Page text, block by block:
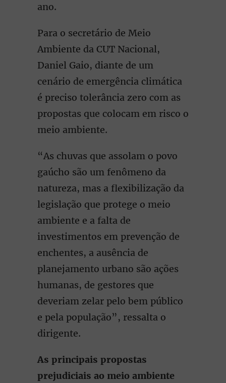
ano.
Para o secretário de Meio
Ambiente da CUT Nacional,
Daniel Gaio, diante de um
cenário de emergência climática
é preciso tolerância zero com as
propostas que colocam em risco o
meio ambiente.
“As chuvas que assolam o povo
gaúcho são um fenômeno da
natureza, mas a flexibilização da
legislação que protege o meio
ambiente e a falta de
investimentos em prevenção de
enchentes, a ausência de
planejamento urbano são ações
humanas, de gestores que
deveriam zelar pelo bem público
e pela população”, ressalta o
dirigente.
As principais propostas
prejudiciais ao meio ambiente